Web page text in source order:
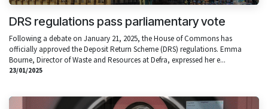
DRS regulations pass parliamentary vote
Following a debate on January 21, 2025, the House of Commons has
officially approved the Deposit Return Scheme (DRS) regulations. Emma
Bourne, Director of Waste and Resources at Defra, expressed her e...
23/01/2025